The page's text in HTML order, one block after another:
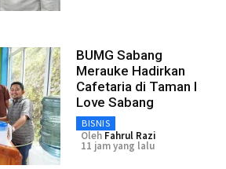
BUMG Sabang
Merauke Hadirkan
Cafetaria di Taman I
Love Sabang
BISNIS
Oleh Fahrul Razi
11 jam yang lalu